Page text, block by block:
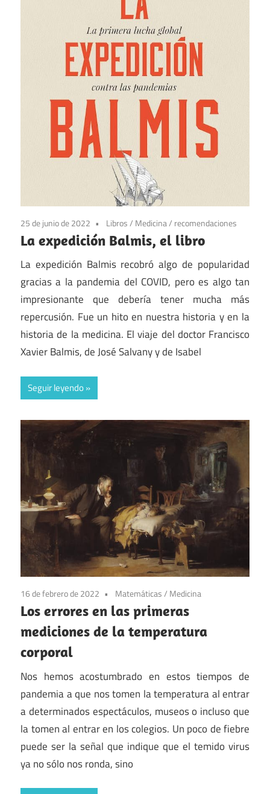
25 de junio de 2022 Libros/ Medicina/ recomendaciones
La expedición Balmis, el libro
La expedición Balmis recobró algo de popularidad
gracias a la pandemia del COVID, pero es algo tan
impresionante que debería tener mucha más
repercusión. Fue un hito en nuestra historia y en la
historia de la medicina. El viaje del doctor Francisco
Xavier Balmis, de José Salvany y de Isabel
Seguir leyendo
16 de febrero de 2022 Matemáticas/ Medicina
Los errores en las primeras
mediciones de la temperatura
corporal
Nos hemos acostumbrado en estos tiempos de
pandemia a que nos tomen la temperatura al entrar
a determinados espectáculos, museos o incluso que
la tomen al entrar en los colegios. Un poco de fiebre
puede ser la señal que indique que el temido virus
ya no sólo nos ronda, sino